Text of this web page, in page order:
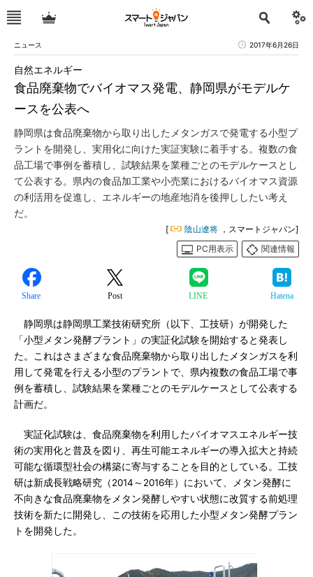
ニュース 2017年6月26日
食品廃棄物でバイオマス発電、静岡県がモデルケ
ースを公表へ
自然エネルギー
静岡県は食品廃棄物から取り出したメタンガスで発電する小型プ
ラントを開発し、実用化に向けた実証実験に着手する。複数の食
品工場で事例を蓄積し、試験結果を業種ごとのモデルケースとし
て公表する。県内の食品加工業や小売業におけるバイオマス資源
の利活用を促進し、エネルギーの地産地消を後押ししたい考え
だ。
[ 陰山遼将 ，スマートジャパン]
PC用表示
関連情報
Share Post LINE Hatena
静岡県は静岡県工業技術研究所（以下、工技研）が開発した
「小型メタン発酵プラント」の実証化試験を開始すると発表し
た。これはさまざまな食品廃棄物から取り出したメタンガスを利
用して発電を行える小型のプラントで、県内複数の食品工場で事
例を蓄積し、試験結果を業種ごとのモデルケースとして公表する
計画だ。
実証化試験は、食品廃棄物を利用したバイオマスエネルギー技
術の実用化と普及を図り、再生可能エネルギーの導入拡大と持続
可能な循環型社会の構築に寄与することを目的としている。工技
研は新成長戦略研究（2014～2016年）において、メタン発酵に
不向きな食品廃棄物をメタン発酵しやすい状態に改質する前処理
技術を新たに開発し、この技術を応用した小型メタン発酵プラン
トを開発した。